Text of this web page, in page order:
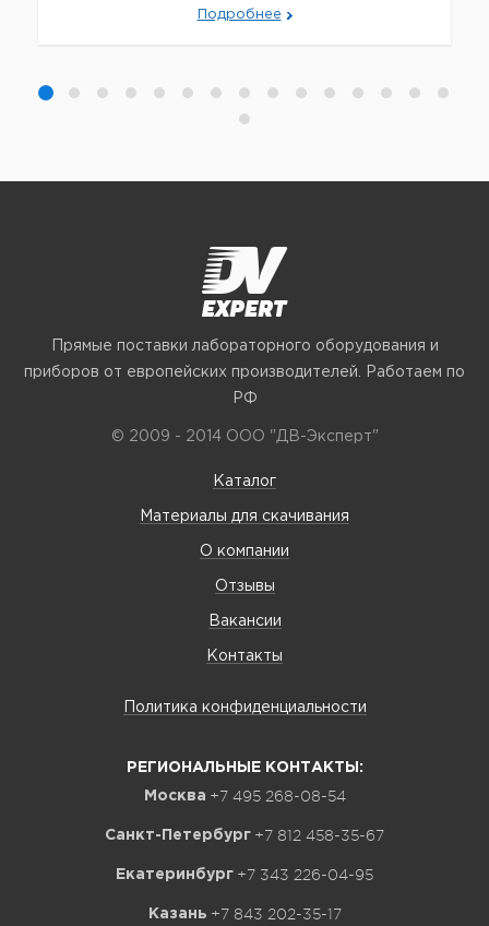
Подробнее
Прямые поставки лабораторного оборудования и
приборов от европейских производителей. Работаем по
РФ
© 2009 - 2014 ООО "ДВ-Эксперт"
Каталог
Материалы для скачивания
О компании
Отзывы
Вакансии
Контакты
Политика конфиденциальности
РЕГИОНАЛЬНЫЕ КОНТАКТЫ:
Москва +7 495 268-08-54
Санкт-Петербург +7 812 458-35-67
Екатеринбург +7 343 226-04-95
Казань +7 843 202-35-17